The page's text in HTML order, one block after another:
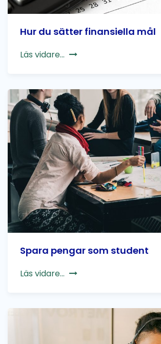
Hur du sätter finansiella mål
Läs vidare...
Spara pengar som student
Läs vidare...